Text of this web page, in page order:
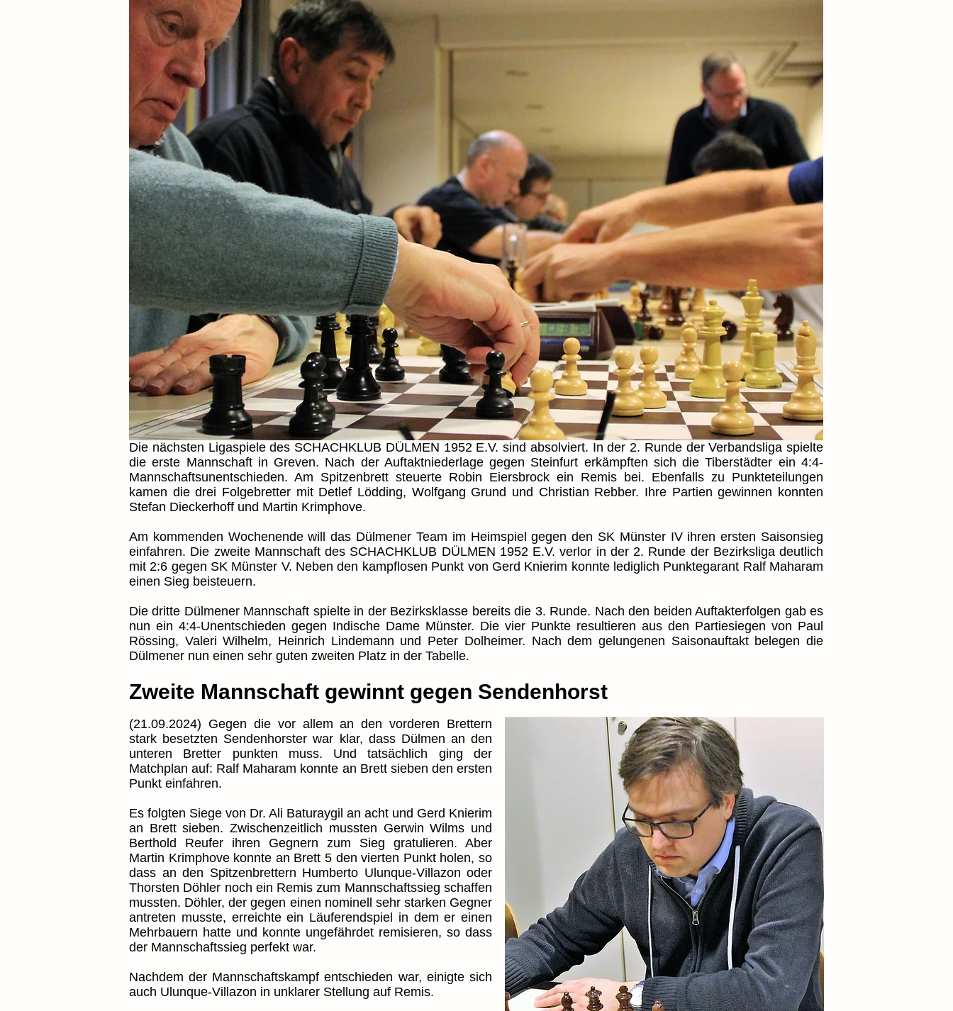
Die nächsten Ligaspiele des SCHACHKLUB DÜLMEN 1952 E.V. sind absolviert. In der 2. Runde der Verbandsliga spielte
die erste Mannschaft in Greven. Nach der Auftaktniederlage gegen Steinfurt erkämpften sich die Tiberstädter ein 4:4-
Mannschaftsunentschieden. Am Spitzenbrett steuerte Robin Eiersbrock ein Remis bei. Ebenfalls zu Punkteteilungen
kamen die drei Folgebretter mit Detlef Lödding, Wolfgang Grund und Christian Rebber. Ihre Partien gewinnen konnten
Stefan Dieckerhoff und Martin Krimphove.
Am kommenden Wochenende will das Dülmener Team im Heimspiel gegen den SK Münster IV ihren ersten Saisonsieg
einfahren. Die zweite Mannschaft des SCHACHKLUB DÜLMEN 1952 E.V. verlor in der 2. Runde der Bezirksliga deutlich
mit 2:6 gegen SK Münster V. Neben den kampflosen Punkt von Gerd Knierim konnte lediglich Punktegarant Ralf Maharam
einen Sieg beisteuern.
Die dritte Dülmener Mannschaft spielte in der Bezirksklasse bereits die 3. Runde. Nach den beiden Auftakterfolgen gab es
nun ein 4:4-Unentschieden gegen Indische Dame Münster. Die vier Punkte resultieren aus den Partiesiegen von Paul
Rössing, Valeri Wilhelm, Heinrich Lindemann und Peter Dolheimer. Nach dem gelungenen Saisonauftakt belegen die
Dülmener nun einen sehr guten zweiten Platz in der Tabelle.
Zweite Mannschaft gewinnt gegen Sendenhorst
(21.09.2024) Gegen die vor allem an den vorderen Brettern
stark besetzten Sendenhorster war klar, dass Dülmen an den
unteren Bretter punkten muss. Und tatsächlich ging der
Matchplan auf: Ralf Maharam konnte an Brett sieben den ersten
Punkt einfahren.
Es folgten Siege von Dr. Ali Baturaygil an acht und Gerd Knierim
an Brett sieben. Zwischenzeitlich mussten Gerwin Wilms und
Berthold Reufer ihren Gegnern zum Sieg gratulieren. Aber
Martin Krimphove konnte an Brett 5 den vierten Punkt holen, so
dass an den Spitzenbrettern Humberto Ulunque-Villazon oder
Thorsten Döhler noch ein Remis zum Mannschaftssieg schaffen
mussten. Döhler, der gegen einen nominell sehr starken Gegner
antreten musste, erreichte ein Läuferendspiel in dem er einen
Mehrbauern hatte und konnte ungefährdet remisieren, so dass
der Mannschaftssieg perfekt war.
Nachdem der Mannschaftskampf entschieden war, einigte sich
auch Ulunque-Villazon in unklarer Stellung auf Remis.